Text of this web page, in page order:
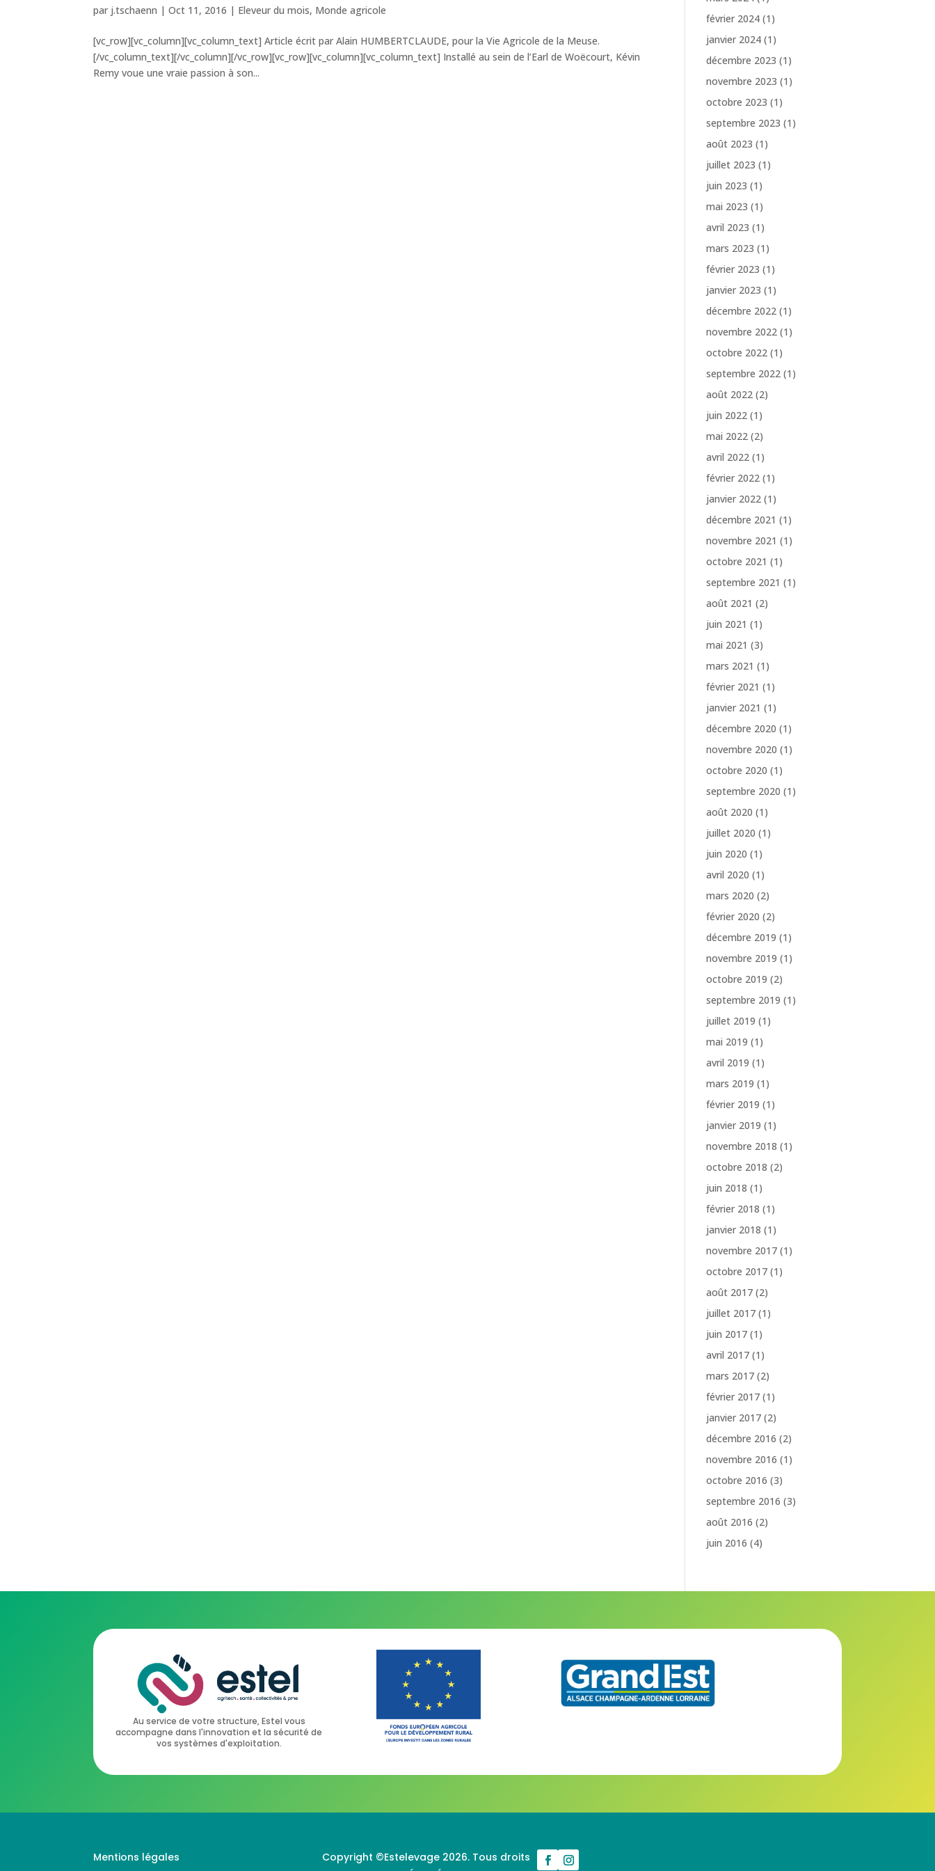
par j.tschaenn |Oct 11, 2016 | Eleveur du mois, Monde agricole
[vc_row][vc_column][vc_column_text] Article écrit par Alain HUMBERTCLAUDE, pour la Vie Agricole de la Meuse.
[/vc_column_text][/vc_column][/vc_row][vc_row][vc_column][vc_column_text] Installé au sein de l’Earl de Woëcourt, Kévin
Remy voue une vraie passion à son...
février 2024 (1)
janvier 2024 (1)
décembre 2023 (1)
novembre 2023 (1)
octobre 2023 (1)
septembre 2023 (1)
août 2023 (1)
juillet 2023 (1)
juin 2023 (1)
mai 2023 (1)
avril 2023 (1)
mars 2023 (1)
février 2023 (1)
janvier 2023 (1)
décembre 2022 (1)
novembre 2022 (1)
octobre 2022 (1)
septembre 2022 (1)
août 2022 (2)
juin 2022 (1)
mai 2022 (2)
avril 2022 (1)
février 2022 (1)
janvier 2022 (1)
décembre 2021 (1)
novembre 2021 (1)
octobre 2021 (1)
septembre 2021 (1)
août 2021 (2)
juin 2021 (1)
mai 2021 (3)
mars 2021 (1)
février 2021 (1)
janvier 2021 (1)
décembre 2020 (1)
novembre 2020 (1)
octobre 2020 (1)
septembre 2020 (1)
août 2020 (1)
juillet 2020 (1)
juin 2020 (1)
avril 2020 (1)
mars 2020 (2)
février 2020 (2)
décembre 2019 (1)
novembre 2019 (1)
octobre 2019 (2)
septembre 2019 (1)
juillet 2019 (1)
mai 2019 (1)
avril 2019 (1)
mars 2019 (1)
février 2019 (1)
janvier 2019 (1)
novembre 2018 (1)
octobre 2018 (2)
juin 2018 (1)
février 2018 (1)
janvier 2018 (1)
novembre 2017 (1)
octobre 2017 (1)
août 2017 (2)
juillet 2017 (1)
juin 2017 (1)
avril 2017 (1)
mars 2017 (2)
février 2017 (1)
janvier 2017 (2)
décembre 2016 (2)
novembre 2016 (1)
octobre 2016 (3)
septembre 2016 (3)
août 2016 (2)
juin 2016 (4)
Au service de votre structure, Estel vous
accompagne dans l'innovation et la sécurité de
vos systèmes d'exploitation.
Mentions légales
Copyright ©Estelevage 2026. Tous droits